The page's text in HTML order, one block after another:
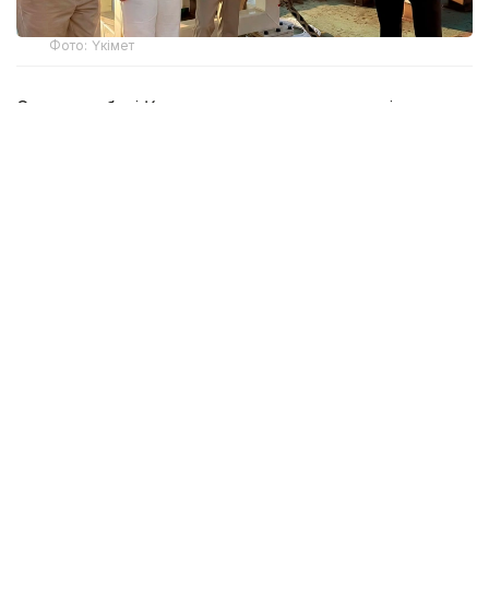
Фото: Үкімет
Суасты кабелі Қазақстан жағалауына сәтті